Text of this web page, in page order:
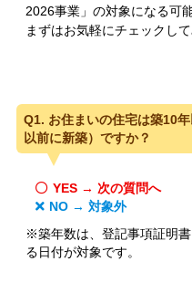
2026事業」の対象になる可
まずはお気軽にチェックして
Q1. お住まいの住宅は築10
以前に新築）ですか？
YES → 次の質問へ
NO → 対象外
※築年数は、登記事項証明
る日付が対象です。